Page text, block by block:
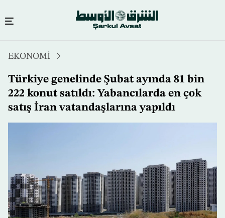
atla
EKONOMİ
Türkiye genelinde Şubat ayında 81 bin
222 konut satıldı: Yabancılarda en çok
satış İran vatandaşlarına yapıldı